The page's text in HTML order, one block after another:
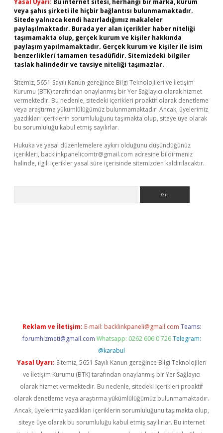
Yasal Uyarı: Bu internet sitesi, herhangi bir marka, kurum
veya şahıs şirketi ile hiçbir bağlantısı bulunmamaktadır.
Sitede yalnızca kendi hazırladığımız makaleler
paylaşılmaktadır. Burada yer alan içerikler haber niteliği
taşımamakta olup, gerçek kurum ve kişiler hakkında
paylaşım yapılmamaktadır. Gerçek kurum ve kişiler ile isim
benzerlikleri tamamen tesadüfidir. Sitemizdeki bilgiler
taslak halindedir ve tavsiye niteliği taşımazlar.
Sitemiz, 5651 Sayılı Kanun gereğince Bilgi Teknolojileri ve İletişim
Kurumu (BTK) tarafından onaylanmış bir Yer Sağlayıcı olarak hizmet
vermektedir. Bu nedenle, sitedeki içerikleri proaktif olarak denetleme
veya araştırma yükümlülüğümüz bulunmamaktadır. Ancak, üyelerimiz
yazdıkları içeriklerin sorumluluğunu taşımakta olup, siteye üye olarak
bu sorumluluğu kabul etmiş sayılırlar.
Hukuka ve yasal düzenlemelere aykırı olduğunu düşündüğünüz
içerikleri, backlinkpanelicomtr@gmail.com adresine bildirmeniz
halinde, ilgili içerikler yasal süre içerisinde sitemizden kaldırılacaktır.
Reklam ve İletişim: E-mail: backlinkpaneli@gmail.com Teams:
forumhizmeti@gmail.com Whatsapp: 0262 606 0 726 Telegram:
@karabul
Yasal Uyarı: Sitemiz, 5651 Sayılı Kanun gereğince Bilgi Teknolojileri
ve İletişim Kurumu (BTK) tarafından onaylanmış bir Yer Sağlayıcı
olarak hizmet vermektedir. Bu nedenle, sitedeki içerikleri proaktif
olarak denetleme veya araştırma yükümlülüğümüz bulunmamaktadır.
Ancak, üyelerimiz yazdıkları içeriklerin sorumluluğunu taşımakta olup,
siteye üye olarak bu sorumluluğu kabul etmiş sayılırlar. Bu internet